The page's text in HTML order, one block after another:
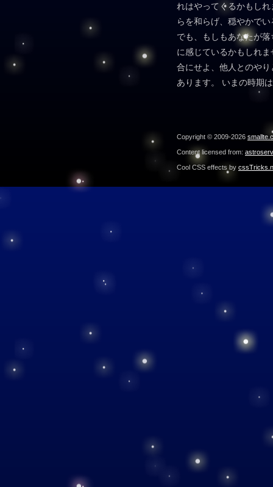
れはやってくるかもし
らを和らげ、穏やかで
でも、もしもあなたが
に感じているかもしれ
合にせよ、他人とのや
あります。 いまの時期
Copyright © 2009-2026
Content licensed from:
Cool CSS effects by